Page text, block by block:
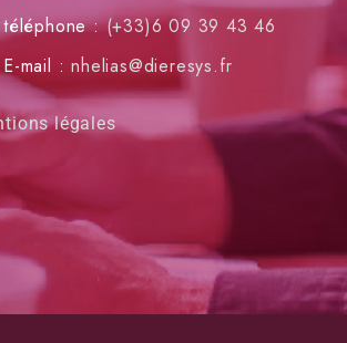
téléphone : (+33)6 09 39 43 46
mail : nhelias@dieresys.fr
légales